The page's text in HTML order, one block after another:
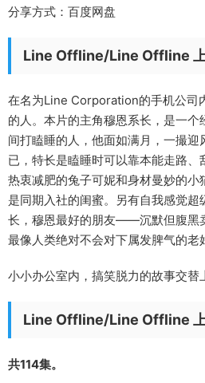
分享方式：百度网盘
Line Offline/Line Offline
在名为Line Corporation的手机公司
的人。本片的主角穆恩系长，是一
间打瞌睡的人，他面如满月，一撮
已，特长是瞌睡时可以靠本能走路、
热衷减肥的兔子可妮和身材曼妙的小
是同期入社的闺蜜。另有自我感觉
长，穆恩最好的朋友——沉默但腹黑
最像人类绝对不会对下属发脾气的老
小小办公室内，搞笑脱力的故事交替
Line Offline/Line Offline
共114集。